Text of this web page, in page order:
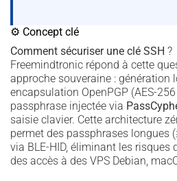
⚙ Concept clé
Comment sécuriser une clé SSH ?
Freemindtronic répond à cette
approche souveraine : génération
encapsulation OpenPGP (AES-
passphrase injectée via
saisie clavier. Cette architecture
permet des passphrases longues
via BLE-HID, éliminant les risques
des accès à des VPS Debian,